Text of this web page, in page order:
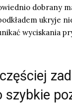
dobrany
ukryje
wyciskania
szybkie